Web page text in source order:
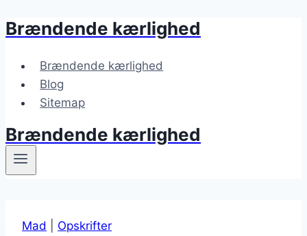
Fortsæt
indhold
Brændende kærlighed
Brændende kærlighed
Blog
Sitemap
Brændende kærlighed
Mad Opskrifter